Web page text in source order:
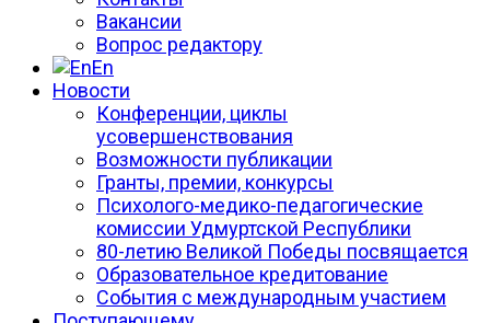
Вакансии
Вопрос редактору
En
Новости
Конференции, циклы
усовершенствования
Возможности публикации
Гранты, премии, конкурсы
Психолого-медико-педагогические
комиссии Удмуртской Республики
80-летию Великой Победы посвящается
Образовательное кредитование
События с международным участием